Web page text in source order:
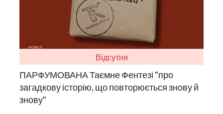
Відсутня
ПАРФУМОВАНА Таємне Фентезі "про
загадкову історію, що повторюється знову й
знову"